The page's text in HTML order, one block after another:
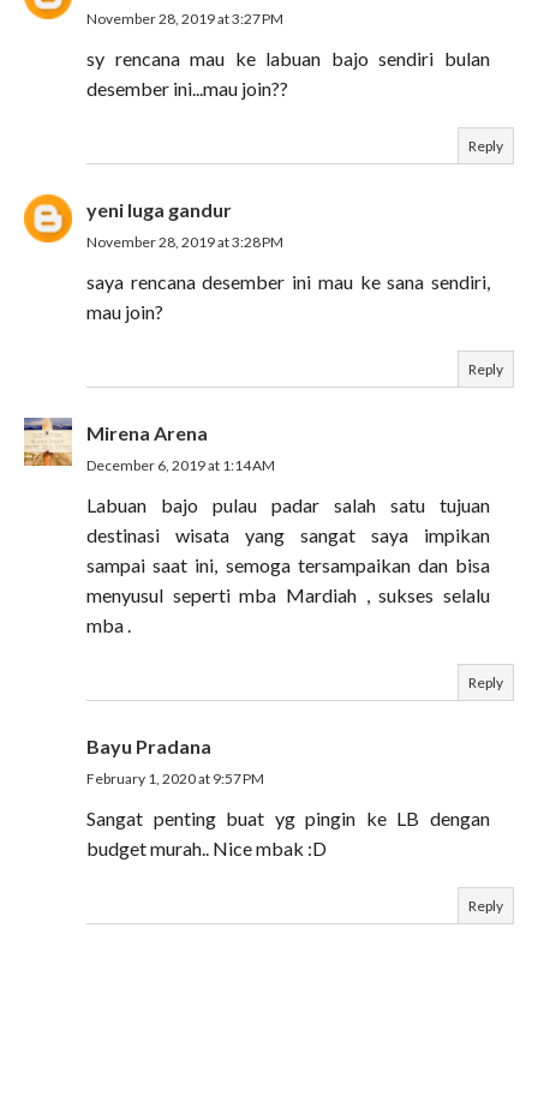
November 28, 2019 at 3:27 PM
sy rencana mau ke labuan bajo sendiri bulan
desember ini...mau join??
Reply
yeni luga gandur
November 28, 2019 at 3:28 PM
saya rencana desember ini mau ke sana sendiri,
mau join?
Reply
Mirena Arena
December 6, 2019 at 1:14 AM
Labuan bajo pulau padar salah satu tujuan
destinasi wisata yang sangat saya impikan
sampai saat ini, semoga tersampaikan dan bisa
menyusul seperti mba Mardiah , sukses selalu
mba .
Reply
Bayu Pradana
February 1, 2020 at 9:57 PM
Sangat penting buat yg pingin ke LB dengan
budget murah.. Nice mbak :D
Reply